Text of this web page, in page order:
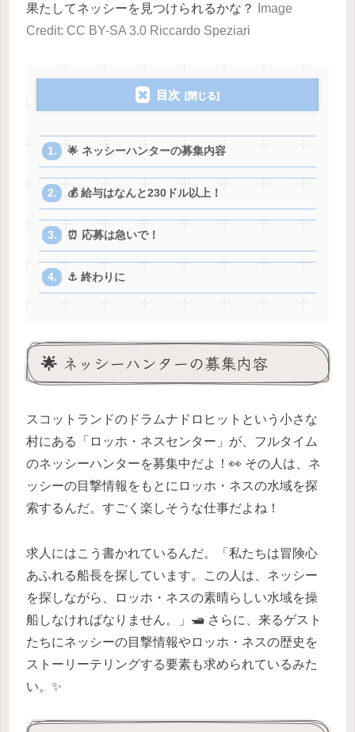
果たしてネッシーを見つけられるかな？
Image
Credit: CC BY-SA 3.0 Riccardo Speziari
目次
🌟 ネッシーハンターの募集内容
💰 給与はなんと230ドル以上！
⏰ 応募は急いで！
⚓ 終わりに
🌟 ネッシーハンターの募集内容
スコットランドのドラムナドロヒットという小さな
村にある「ロッホ・ネスセンター」が、フルタイム
のネッシーハンターを募集中だよ！👀 その人は、ネ
ッシーの目撃情報をもとにロッホ・ネスの水域を探
索するんだ。すごく楽しそうな仕事だよね！
求人にはこう書かれているんだ。「私たちは冒険心
あふれる船長を探しています。この人は、ネッシー
を探しながら、ロッホ・ネスの素晴らしい水域を操
船しなければなりません。」🛥️ さらに、来るゲスト
たちにネッシーの目撃情報やロッホ・ネスの歴史を
ストーリーテリングする要素も求められているみた
い。✨